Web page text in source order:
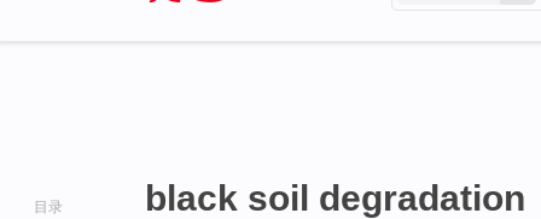
目录 black soil degradation